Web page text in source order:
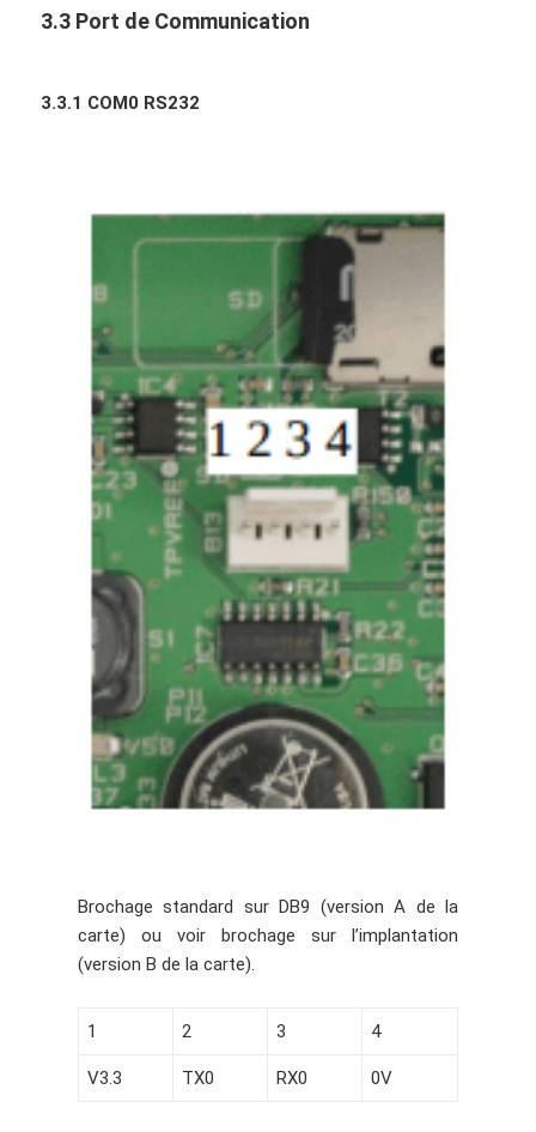
3.3 Port de Communication
3.3.1 COM0 RS232
Brochage standard sur DB9 (version A de la
carte) ou voir brochage sur l’implantation
(version B de la carte).
1 2 3 4
V3.3 TX0 RX0 0V